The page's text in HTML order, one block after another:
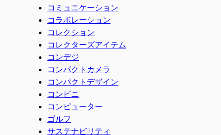
コミュニケーション
コラボレーション
コレクション
コレクターズアイテム
コンデジ
コンパクトカメラ
コンパクトデザイン
コンビニ
コンピューター
ゴルフ
サステナビリティ